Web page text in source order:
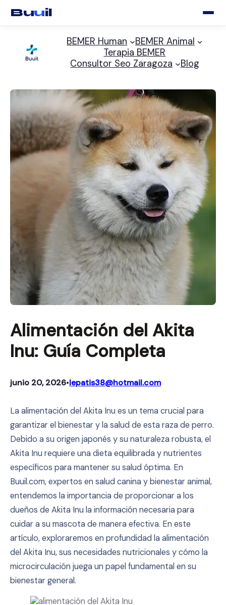
Buuil
contenido
BEMER Human
BEMER Animal
Terapia BEMER
Consultor Seo Zaragoza
Blog
Alimentación del Akita
Inu: Guía Completa
junio 20, 2026•lepatis38@hotmail.com
La alimentación del Akita Inu es un tema crucial para
garantizar el bienestar y la salud de esta raza de perro.
Debido a su origen japonés y su naturaleza robusta, el
Akita Inu requiere una dieta equilibrada y nutrientes
específicos para mantener su salud óptima. En
Buuil.com, expertos en salud canina y bienestar animal,
entendemos la importancia de proporcionar a los
dueños de Akita Inu la información necesaria para
cuidar a su mascota de manera efectiva. En este
artículo, exploraremos en profundidad la alimentación
del Akita Inu, sus necesidades nutricionales y cómo la
microcirculación juega un papel fundamental en su
bienestar general.